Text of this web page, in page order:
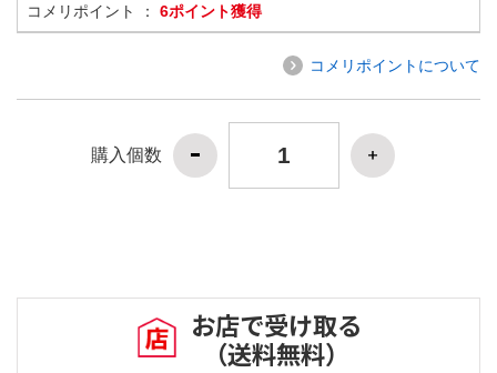
コメリポイント ： 6ポイント獲得
コメリポイントについて
購入個数
お店で受け取る
（送料無料）